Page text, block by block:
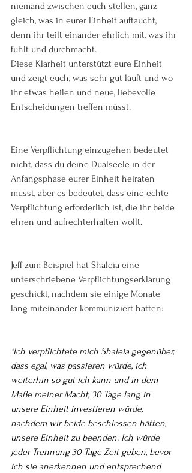
niemand zwischen euch stellen, ganz
gleich, was in eurer Einheit auftaucht,
denn ihr teilt einander ehrlich mit, was ihr
fühlt und durchmacht.
Diese Klarheit unterstützt eure Einheit
und zeigt euch, was sehr gut läuft und wo
ihr etwas heilen und neue, liebevolle
Entscheidungen treffen müsst.
Eine Verpflichtung einzugehen bedeutet
nicht, dass du deine Dualseele in der
Anfangsphase eurer Einheit heiraten
musst, aber es bedeutet, dass eine echte
Verpflichtung erforderlich ist, die ihr beide
ehren und aufrechterhalten wollt.
Jeff zum Beispiel hat Shaleia eine
unterschriebene Verpflichtungserklärung
geschickt, nachdem sie einige Monate
lang miteinander kommuniziert hatten:
"Ich verpflichtete mich Shaleia gegenüber,
dass egal, was passieren würde, ich
weiterhin so gut ich kann und in dem
Maße meiner Macht, 30 Tage lang in
unsere Einheit investieren würde,
nachdem wir beide beschlossen hätten,
unsere Einheit zu beenden. Ich würde
jeder Trennung 30 Tage Zeit geben, bevor
ich sie anerkennen und entsprechend